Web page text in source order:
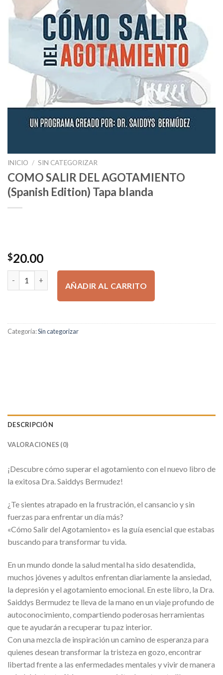
INICIO / SIN CATEGORIZAR
COMO SALIR DEL AGOTAMIENTO
(Spanish Edition) Tapa blanda
$20.00
AÑADIR AL CARRITO
Categoría:Sin categorizar
DESCRIPCIÓN
VALORACIONES (0)
¡Descubre cómo superar el agotamiento con el nuevo libro de
la exitosa Dra. Saiddys Bermudez!
¿Te sientes atrapado en la frustración, el cansancio y sin
fuerzas para enfrentar un día más?
«Cómo Salir del Agotamiento» es la guía esencial que estabas
buscando para transformar tu vida.
En un mundo donde la salud mental ha sido desatendida,
muchos jóvenes y adultos enfrentan diariamente la ansiedad,
la depresión y el agotamiento emocional. En este libro, la Dra.
Saiddys Bermudez te lleva de la mano en un viaje profundo de
autoconocimiento , compartiendo poderosas herramientas
que te ayudarán a recuperar tu paz interior.
Con una mezcla de inspiración un camino de esperanza para
quienes desean transformar la tristeza en gozo, encontrar
libertad frente a las enfermedades mentales y vivir de manera